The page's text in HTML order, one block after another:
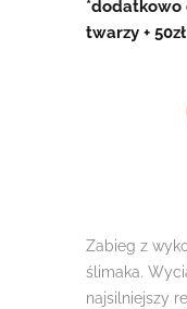
*dodatkowo
twarzy + 50zł
Zabieg z
ślimaka.
najsilniejszy